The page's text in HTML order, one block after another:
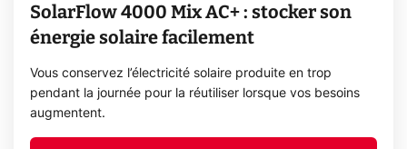
SolarFlow 4000 Mix AC+ : stocker son
énergie solaire facilement
Vous conservez l’électricité solaire produite en trop
pendant la journée pour la réutiliser lorsque vos besoins
augmentent.